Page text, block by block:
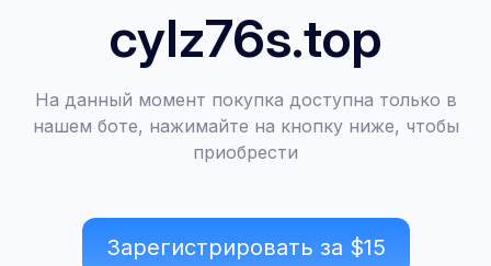
cylz76s.top
На данный момент покупка доступна только в
нашем боте, нажимайте на кнопку ниже, чтобы
приобрести
Зарегистрировать за $15